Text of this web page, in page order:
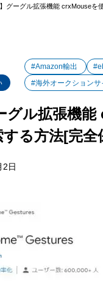
】グーグル拡張機能 crxMouse
#Amazon輸出
#海外オークションサ
グル拡張機
る方法[完全
2日